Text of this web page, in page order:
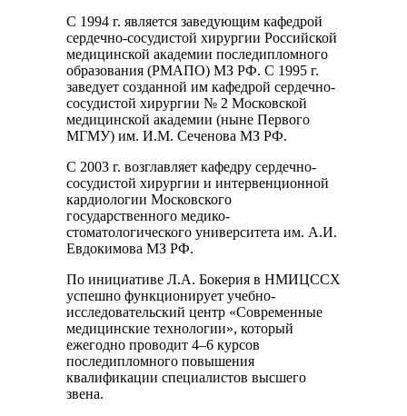
С 1994 г. является заведующим кафедрой
сердечно-сосудистой хирургии Российской
медицинской академии последипломного
образования (РМАПО) МЗ РФ. С 1995 г.
заведует созданной им кафедрой сердечно-
сосудистой хирургии № 2 Московской
медицинской академии (ныне Первого
МГМУ) им. И.М. Сеченова МЗ РФ.
С 2003 г. возглавляет кафедру сердечно-
сосудистой хирургии и интервенционной
кардиологии Московского
государственного медико-
стоматологического университета им. А.И.
Евдокимова МЗ РФ.
По инициативе Л.А. Бокерия в НМИЦССХ
успешно функционирует учебно-
исследовательский центр «Современные
медицинские технологии», который
ежегодно проводит 4–6 курсов
последипломного повышения
квалификации специалистов высшего
звена.